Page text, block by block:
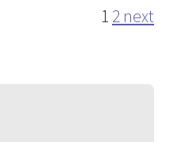
1 2 next